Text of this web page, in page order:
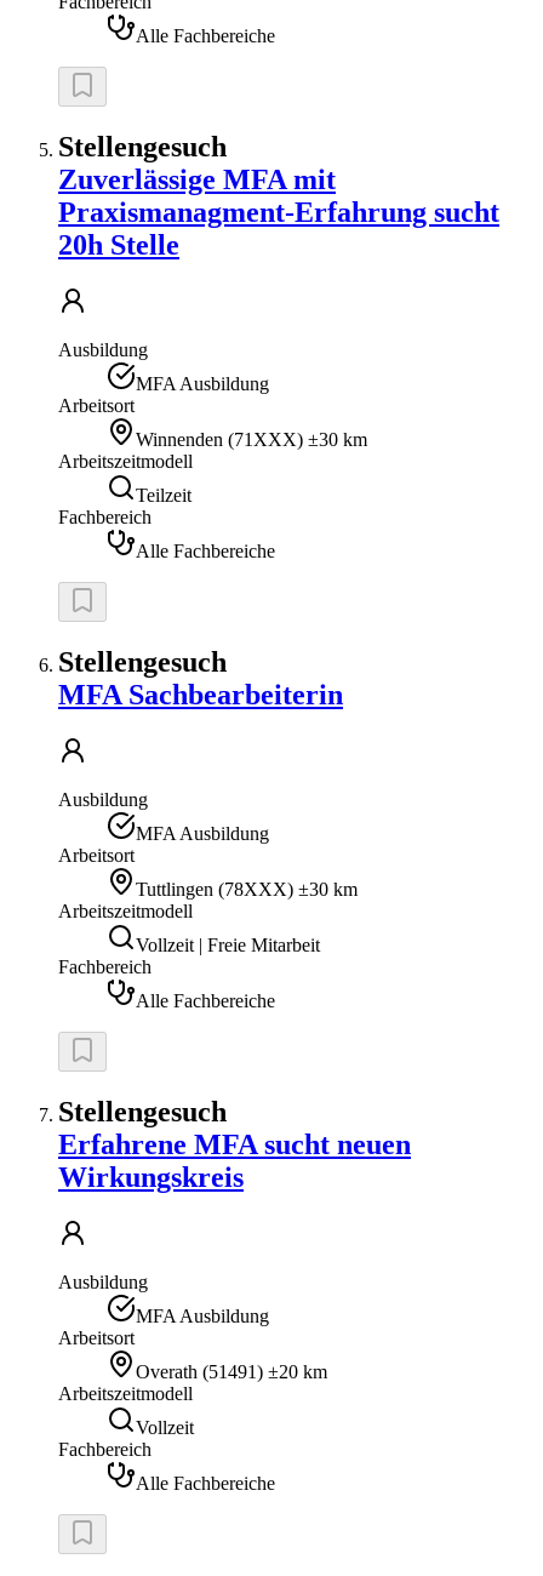
Alle Fachbereiche
Stellengesuch
Zuverlässige MFA mit
Praxismanagment-Erfahrung sucht
20h Stelle
Ausbildung
MFA Ausbildung
Arbeitsort
Winnenden (71XXX) ±30 km
Arbeitszeitmodell
Teilzeit
Fachbereich
Alle Fachbereiche
Stellengesuch
MFA Sachbearbeiterin
Ausbildung
MFA Ausbildung
Arbeitsort
Tuttlingen (78XXX) ±30 km
Arbeitszeitmodell
Vollzeit | Freie Mitarbeit
Fachbereich
Alle Fachbereiche
Stellengesuch
Erfahrene MFA sucht neuen
Wirkungskreis
Ausbildung
MFA Ausbildung
Arbeitsort
Overath (51491) ±20 km
Arbeitszeitmodell
Vollzeit
Fachbereich
Alle Fachbereiche